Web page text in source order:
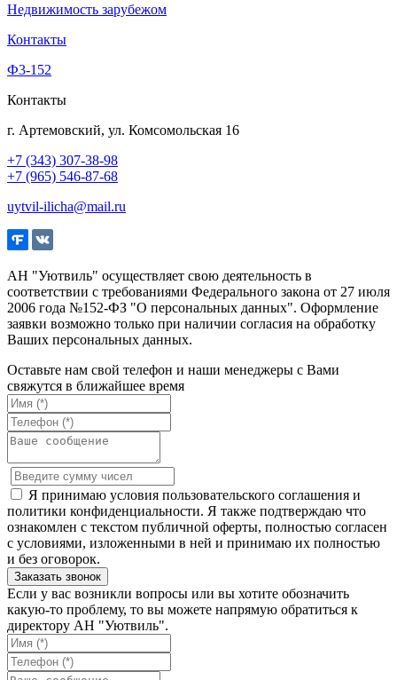
Недвижимость зарубежом
Контакты
Ф3-152
Контакты
г. Артемовский, ул. Комсомольская 16
+7 (343) 307-38-98
+7 (965) 546-87-68
uytvil-ilicha@mail.ru
АН "Уютвиль" осуществляет свою деятельность в
соответствии с требованиями Федерального закона от 27 июля
2006 года №152-ФЗ "О персональных данных". Оформление
заявки возможно только при наличии согласия на обработку
Ваших персональных данных.
Оставьте нам свой телефон и наши менеджеры с Вами
свяжутся в ближайшее время
Я принимаю условия пользовательского соглашения и
политики конфиденциальности. Я также подтверждаю что
ознакомлен с текстом публичной оферты, полностью согласен
с условиями, изложенными в ней и принимаю их полностью
и без оговорок.
Если у вас возникли вопросы или вы хотите обозначить
какую-то проблему, то вы можете напрямую обратиться к
директору АН "Уютвиль".